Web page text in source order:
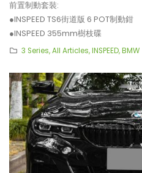
前置制動套裝:
●INSPEED TS6街道版 6 POT制動鉗
●INSPEED 355mm樹枝碟
**制動套裝適用於18吋或以上車鈴安裝
3 Series,All Articles,INSPEED,BMW